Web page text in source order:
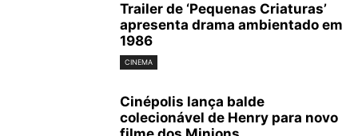
Trailer de ‘Pequenas Criaturas’
apresenta drama ambientado em
1986
CINEMA
Cinépolis lança balde
colecionável de Henry para novo